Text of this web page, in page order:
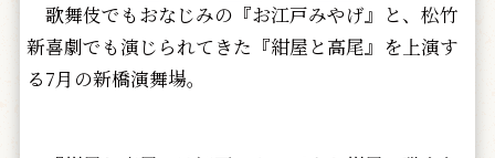
歌舞伎でもおなじみの『お江戸みやげ』と、松竹
新喜劇でも演じられてきた『紺屋と高尾』を上演す
る7月の新橋演舞場。